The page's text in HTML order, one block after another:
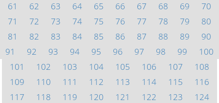
61
62 63 64 65 66 67 68 69
70
71
72 73 74 75 76 77 78 79
80
81
82 83 84 85 86 87 88 89
90
91
92 93 94 95 96 97 98 99
100
101
102 103 104 105 106 107
108
109
110 111 112 113 114 115
116
117
118 119 120 121 122 123
124